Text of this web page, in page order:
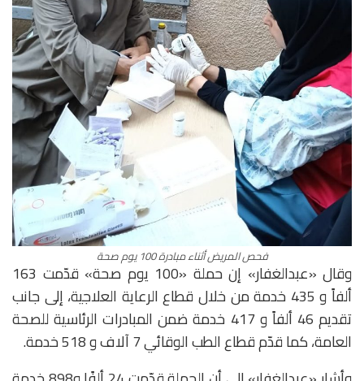
فحص المريض أثناء مبادرة 100 يوم صحة
وقال «عبدالغفار» إن حملة «100 يوم صحة» قدّمت 163
ألفاً و 435 خدمة من خلال قطاع الرعاية العلاجية، إلى جانب
تقديم 46 ألفاً و 417 خدمة ضمن المبادرات الرئاسية للصحة
العامة، كما قدّم قطاع الطب الوقائي 7 آلاف و 518 خدمة.